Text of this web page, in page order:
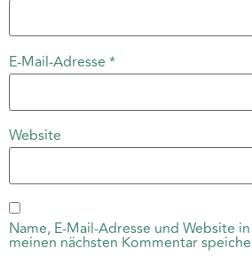
E-Mail-Adresse *
Website
Name, E-Mail-Adresse und Website
meinen nächsten Kommentar